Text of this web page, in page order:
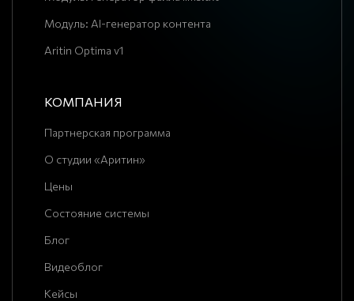
Модуль: AI-генератор контента
Aritin Optima v1
КОМПАНИЯ
Партнерская программа
О студии «Аритин»
Цены
Состояние системы
Блог
Видеоблог
Кейсы